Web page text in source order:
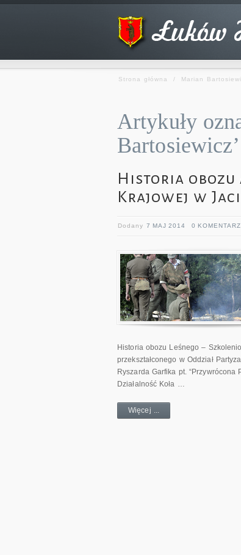
Strona główna / Marian
Artykuły
Bartosiewicz’
Historia obozu
Krajowej w
Dodany 7 MAJ 2014 0
Historia obozu Leśnego –
przekształconego w Oddział
Ryszarda Garfika pt. “Przywrócona
Działalność Koła …
Więcej ...